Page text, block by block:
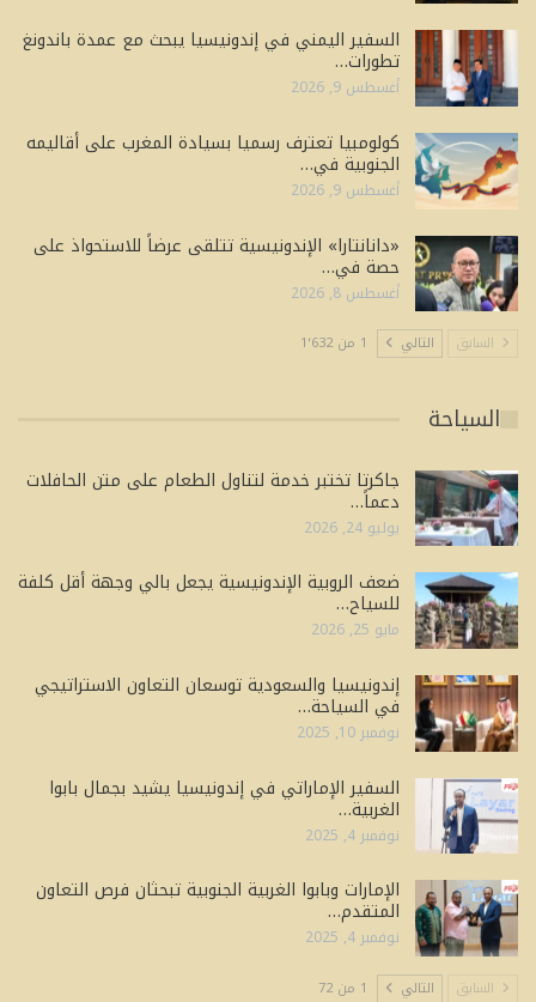
السفير اليمني في إندونيسيا يبحث مع عمدة باندونغ
تطورات…
أغسطس 9, 2026
كولومبيا تعترف رسميا بسيادة المغرب على أقاليمه
الجنوبية في…
أغسطس 9, 2026
«دانانتارا» الإندونيسية تتلقى عرضاً للاستحواذ على
حصة في…
أغسطس 8, 2026
السابق التالي 1 من 1٬632
السياحة
جاكرتا تختبر خدمة لتناول الطعام على متن الحافلات
دعماً…
يوليو 24, 2026
ضعف الروبية الإندونيسية يجعل بالي وجهة أقل كلفة
للسياح…
مايو 25, 2026
إندونيسيا والسعودية توسعان التعاون الاستراتيجي
في السياحة…
نوفمبر 10, 2025
السفير الإماراتي في إندونيسيا يشيد بجمال بابوا
الغربية…
نوفمبر 4, 2025
الإمارات وبابوا الغربية الجنوبية تبحثان فرص التعاون
المتقدم…
نوفمبر 4, 2025
السابق التالي 1 من 72